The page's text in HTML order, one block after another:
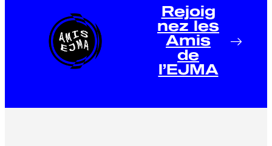
Rejoig
nez les
Amis
de
l’EJMA